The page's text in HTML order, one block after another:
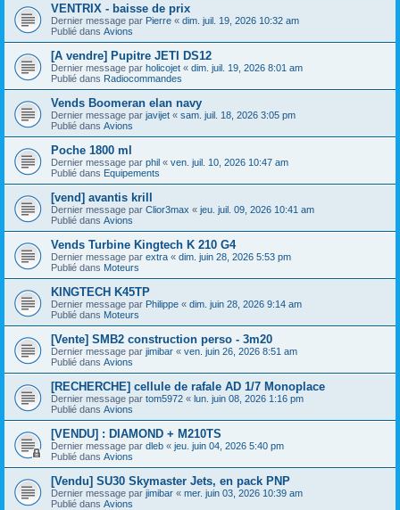
VENTRIX - baisse de prix
Dernier message par Pierre « dim. juil. 19, 2026 10:32 am
Publié dans Avions
[A vendre] Pupitre JETI DS12
Dernier message par holicojet « dim. juil. 19, 2026 8:01 am
Publié dans Radiocommandes
Vends Boomeran elan navy
Dernier message par javijet « sam. juil. 18, 2026 3:05 pm
Publié dans Avions
Poche 1800 ml
Dernier message par phil « ven. juil. 10, 2026 10:47 am
Publié dans Equipements
[vend] avantis krill
Dernier message par Clior3max « jeu. juil. 09, 2026 10:41 am
Publié dans Avions
Vends Turbine Kingtech K 210 G4
Dernier message par extra « dim. juin 28, 2026 5:53 pm
Publié dans Moteurs
KINGTECH K45TP
Dernier message par Philippe « dim. juin 28, 2026 9:14 am
Publié dans Moteurs
[Vente] SMB2 construction perso - 3m20
Dernier message par jimibar « ven. juin 26, 2026 8:51 am
Publié dans Avions
[RECHERCHE] cellule de rafale AD 1/7 Monoplace
Dernier message par tom5972 « lun. juin 08, 2026 1:16 pm
Publié dans Avions
[VENDU] : DIAMOND + M210TS
Dernier message par dleb « jeu. juin 04, 2026 5:40 pm
Publié dans Avions
[Vendu] SU30 Skymaster Jets, en pack PNP
Dernier message par jimibar « mer. juin 03, 2026 10:39 am
Publié dans Avions